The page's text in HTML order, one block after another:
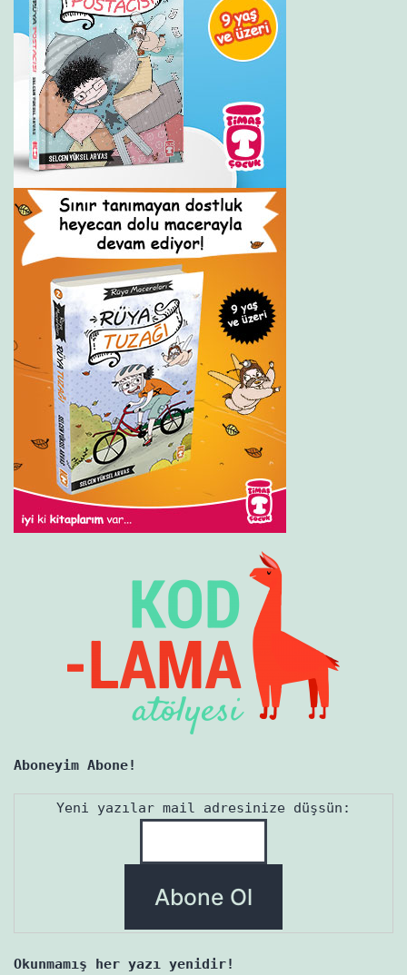
Aboneyim Abone!
Yeni yazılar mail adresinize düşsün:
Okunmamış her yazı yenidir!